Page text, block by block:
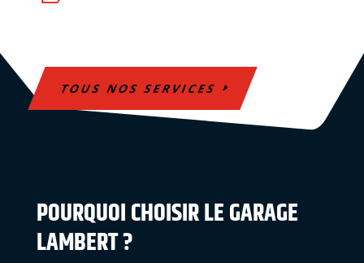
TOUS NOS SERVICES
POURQUOI CHOISIR LE GARAGE
LAMBERT ?